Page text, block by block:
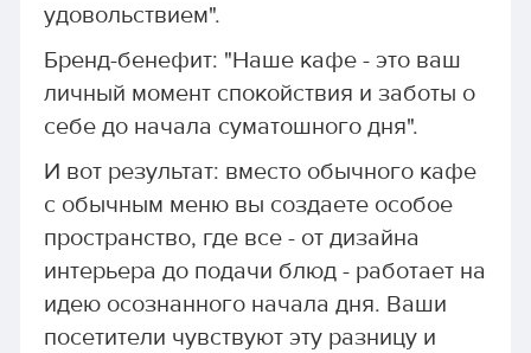
удовольствием".
Бренд-бенефит: "Наше кафе - это ваш
личный момент спокойствия и заботы о
себе до начала суматошного дня".
И вот результат: вместо обычного кафе
с обычным меню вы создаете особое
пространство, где все - от дизайна
интерьера до подачи блюд - работает на
идею осознанного начала дня. Ваши
посетители чувствуют эту разницу и